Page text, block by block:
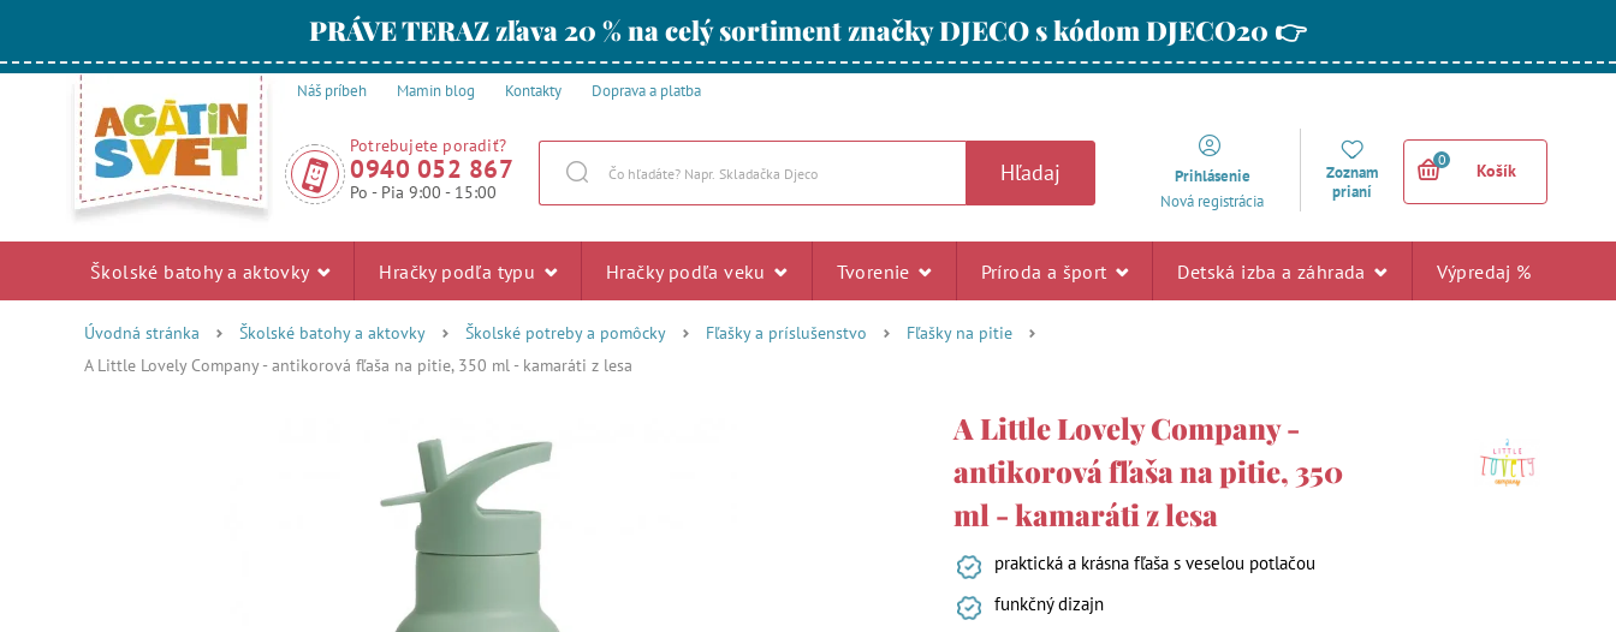
PRÁVE TERAZ zľava 20 % na celý sortiment značky DJECO s kódom DJECO20 👉
Náš príbeh Mamin blog Kontakty Doprava a platba
Potrebujete poradiť?
0940 052 867
Po - Pia 9:00 - 15:00
Hľadaj
Prihlásenie
Nová registrácia
Zoznam
prianí
0
Košík
Školské batohy a aktovky Hračky podľa typu Hračky podľa veku Tvorenie Príroda a šport Detská izba a záhrada Výpredaj %
Úvodná stránka Školské batohy a aktovky Školské potreby a pomôcky Fľašky a príslušenstvo
Fľašky na pitie
A Little Lovely Company - antikorová fľaša na pitie, 350 ml - kamaráti z lesa
A Little Lovely Company -
antikorová fľaša na pitie, 350
ml - kamaráti z lesa
praktická a krásna fľaša s veselou potlačou
funkčný dizajn